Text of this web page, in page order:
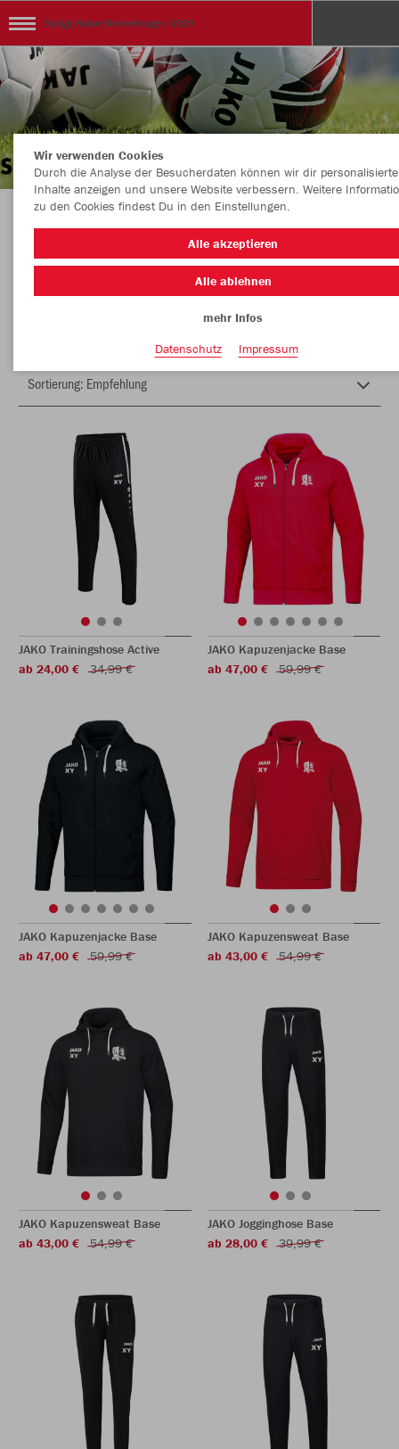
SpVgg Holpe Steimelhagen 1929
TEAMSHOP - SpVgg HOLPE - STEIMELHAGEN
Farbe
JAKO Trainingshose Active
ab 24,00 €
34,99 €
JAKO Kapuzenjacke Base
ab 47,00 €
59,99 €
JAKO Kapuzenjacke Base
ab 47,00 €
59,99 €
JAKO Kapuzensweat Base
ab 43,00 €
54,99 €
JAKO Kapuzensweat Base
ab 43,00 €
54,99 €
JAKO Jogginghose Base
ab 28,00 €
39,99 €
Wir verwenden Cookies
Durch die Analyse der Besucherdaten können wir dir personalisierte
Inhalte anzeigen und unsere Website verbessern. Weitere
zu den Cookies findest Du in den Einstellungen.
Alle akzeptieren
Alle ablehnen
mehr Infos
Datenschutz
Impressum